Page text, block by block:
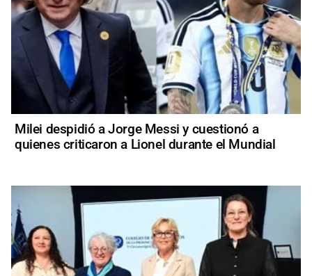
Milei despidió a Jorge Messi y cuestionó a
quienes criticaron a Lionel durante el Mundial